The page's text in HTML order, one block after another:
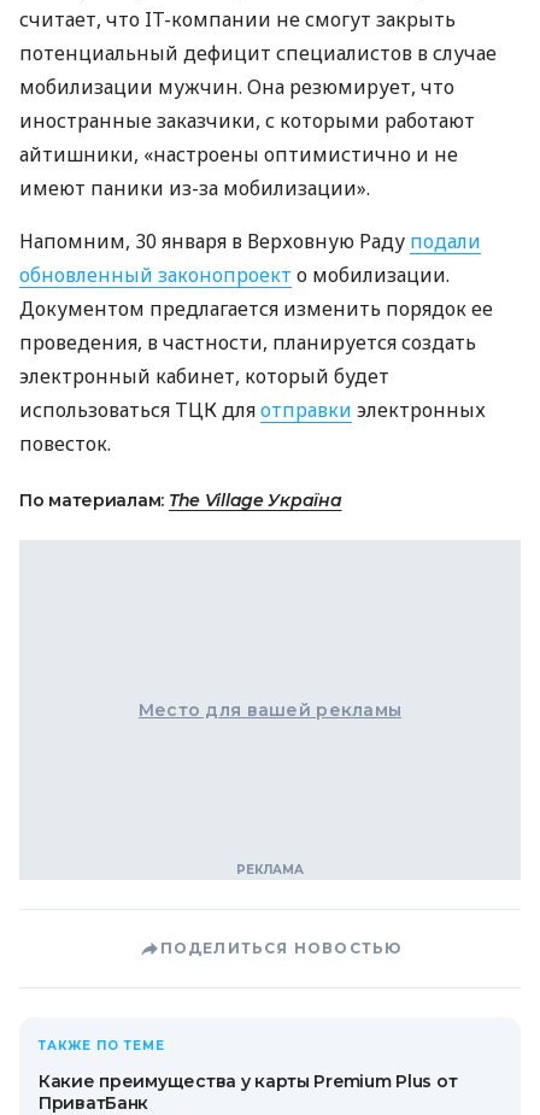
считает, что IT-компании не смогут закрыть
потенциальный дефицит специалистов в случае
мобилизации мужчин. Она резюмирует, что
иностранные заказчики, с которыми работают
айтишники, «настроены оптимистично и не
имеют паники из-за мобилизации».
Напомним, 30 января в Верховную Раду подали
обновленный законопроект о мобилизации.
Документом предлагается изменить порядок ее
проведения, в частности, планируется создать
электронный кабинет, который будет
использоваться ТЦК дляотправки электронных
повесток.
По материалам: The Village Україна
Место для вашей рекламы
ПОДЕЛИТЬСЯ НОВОСТЬЮ
ТАКЖЕ ПО ТЕМЕ
Какие преимущества у карты Premium Plus от
ПриватБанк